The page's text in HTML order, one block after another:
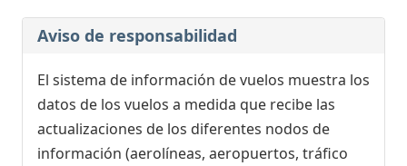
Aviso de responsabilidad
El sistema de información de vuelos muestra los
datos de los vuelos a medida que recibe las
actualizaciones de los diferentes nodos de
información (aerolíneas, aeropuertos, tráfico